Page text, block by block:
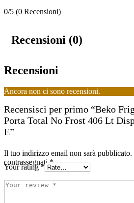
0/5 (0 Recensioni)
Recensioni (0)
Recensioni
Ancora non ci sono recensioni.
Recensisci per primo “Beko
Porta Total No Frost 406 Lt
E”
Il tuo indirizzo email non sarà pubblicato.
contrassegnati*
Your rating*